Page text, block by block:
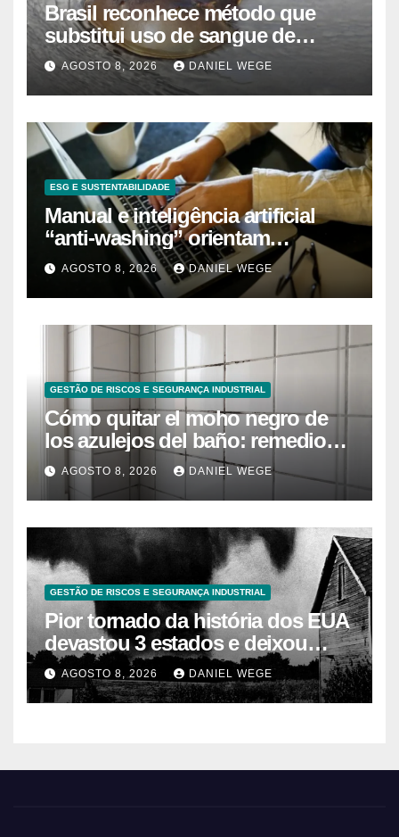
Brasil reconhece método que
substitui uso de sangue de
caranguejo-ferradura em testes
farmacêuticos
AGOSTO 8, 2026 DANIEL WEGE
ESG E SUSTENTABILIDADE
Manual e inteligência artificial
“anti-washing” orientam
empresas
AGOSTO 8, 2026 DANIEL WEGE
GESTÃO DE RISCOS E SEGURANÇA INDUSTRIAL
Cómo quitar el moho negro de
los azulejos del baño: remedios
caseros efectivos
AGOSTO 8, 2026 DANIEL WEGE
GESTÃO DE RISCOS E SEGURANÇA INDUSTRIAL
Pior tornado da história dos EUA
devastou 3 estados e deixou
centenas de mortos
AGOSTO 8, 2026 DANIEL WEGE